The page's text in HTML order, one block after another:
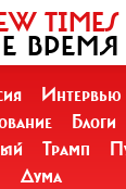
TIMES
ВРЕМЯ
Интервью
Блоги
Трамп
Дума